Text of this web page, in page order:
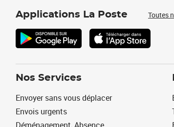
Applications La Poste Toutes
Nos Services
Envoyer sans vous déplacer
Envois urgents